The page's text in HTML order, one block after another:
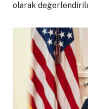
olarak